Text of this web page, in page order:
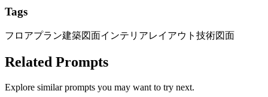
Tags
フロアプラン建築図面インテリアレイアウト 技術図面
Related Prompts
Explore similar prompts you may want to try next.